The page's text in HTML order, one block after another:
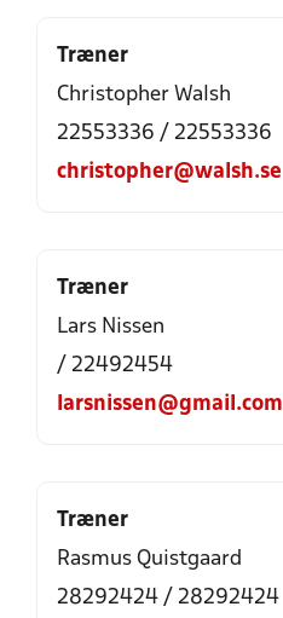
Træner
Christopher Walsh
22553336 / 22553336
christopher@walsh.se
Træner
Lars Nissen
/ 22492454
larsnissen@gmail.com
Træner
Rasmus Quistgaard
28292424 / 28292424